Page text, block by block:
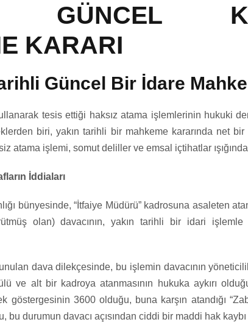
GÜNCEL
KARARI
Güncel Bir İdare
tesis ettiği haksız atama işlemlerinin hukuki
biri, yakın tarihli bir mahkeme kararında net
atama işlemi, somut deliller ve emsal içtihatlar
İddiaları
bünyesinde, “İtfaiye Müdürü” kadrosuna asaleten
olan) davacının, yakın tarihli bir idari işlemle
dava dilekçesinde, bu işlemin davacının
ve alt bir kadroya atanmasının hukuka aykırı
göstergesinin 3600 olduğu, buna karşın atandığı
durumun davacı açısından ciddi bir maddi hak kaybı